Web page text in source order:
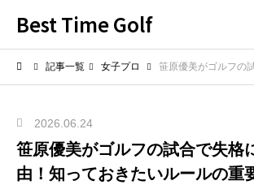
Best Time Golf
記事一覧 女子プロ 笹原優美がゴルフの試合で失格になった
2026.06.24
笹原優美がゴルフの試合で失格
由！知っておきたいルールの重